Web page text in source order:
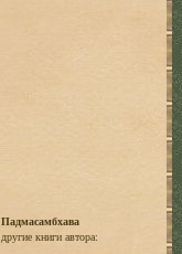
Падмасамбхава
другие книги автора: